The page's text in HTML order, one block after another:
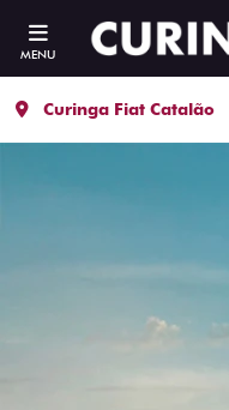
MENU
Curinga Fiat Catalão